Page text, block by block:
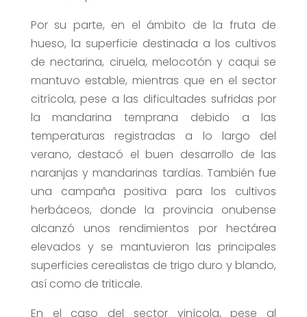
Por su parte, en el ámbito de la fruta de
hueso, la superficie destinada a los cultivos
de nectarina, ciruela, melocotón y caqui se
mantuvo estable, mientras que en el sector
citrícola, pese a las dificultades sufridas por
la mandarina temprana debido a las
temperaturas registradas a lo largo del
verano, destacó el buen desarrollo de las
naranjas y mandarinas tardías. También fue
una campaña positiva para los cultivos
herbáceos, donde la provincia onubense
alcanzó unos rendimientos por hectárea
elevados y se mantuvieron las principales
superficies cerealistas de trigo duro y blando,
así como de triticale.
En el caso del sector vinícola, pese al